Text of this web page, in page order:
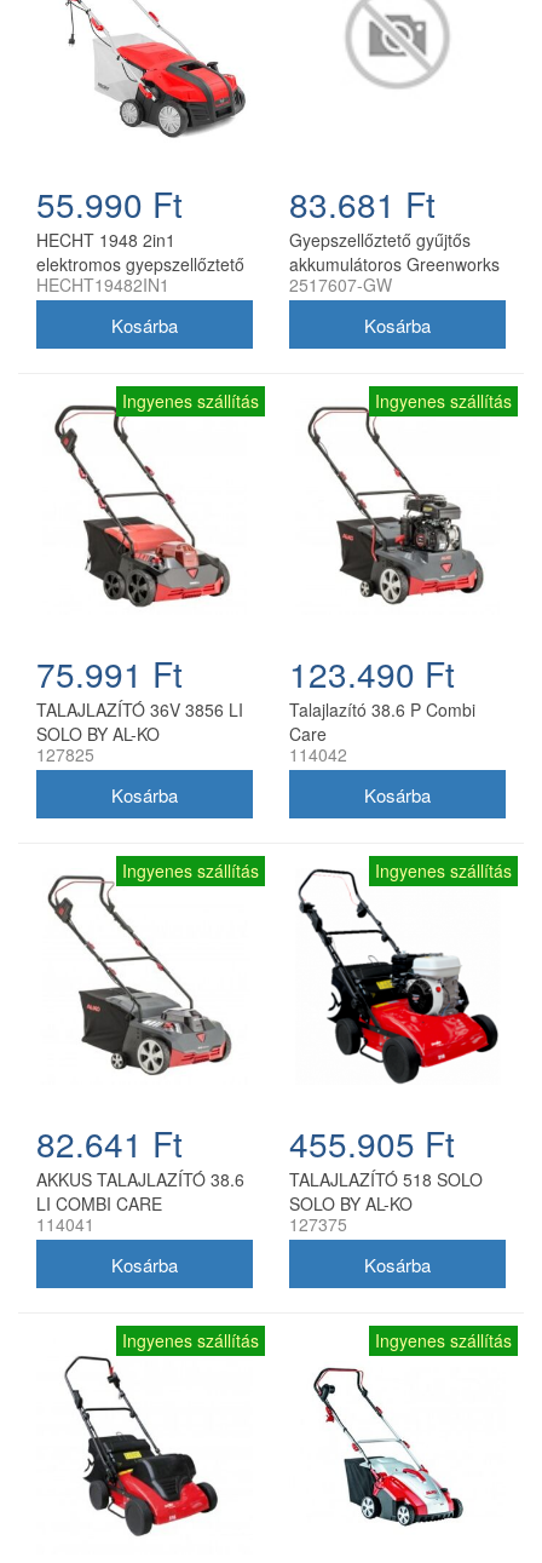
55.990 Ft
HECHT 1948 2in1
elektromos gyepszellőztető
2000 W, 40 cm
HECHT19482IN1
83.681 Ft
Gyepszellőztető gyűjtős
akkumulátoros Greenworks
GD40SC36 akku és töltő
2517607-GW
Ingyenes szállítás
75.991 Ft
TALAJLAZÍTÓ 36V 3856 LI
SOLO BY AL-KO
127825
Ingyenes szállítás
123.490 Ft
Talajlazító 38.6 P Combi
Care
114042
Ingyenes szállítás
82.641 Ft
AKKUS TALAJLAZÍTÓ 38.6
LI COMBI CARE
114041
Ingyenes szállítás
455.905 Ft
TALAJLAZÍTÓ 518 SOLO
SOLO BY AL-KO
127375
Ingyenes szállítás Ingyenes szállítás